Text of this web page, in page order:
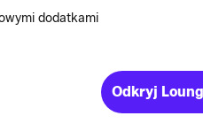
dodatkami
Odkryj